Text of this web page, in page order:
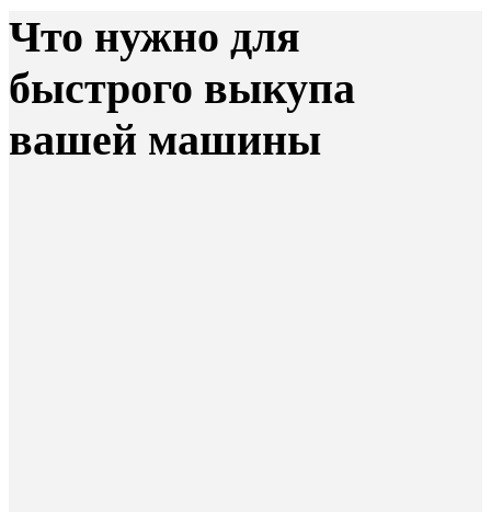
Что нужно для
быстрого выкупа
вашей машины